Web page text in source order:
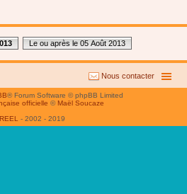
Le ou après le 05 Août 2013
Nous contacter
® Forum Software © phpBB Limited
officielle © Maël Soucaze
REEL - 2002 - 2019